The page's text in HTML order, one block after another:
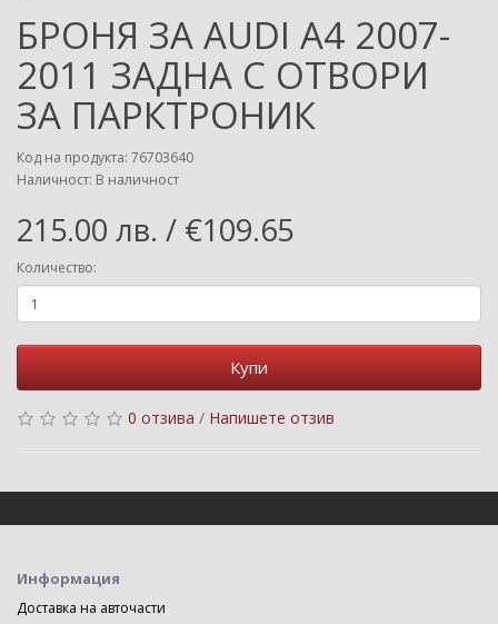
БРОНЯ ЗА AUDI A4 2007-
2011 ЗАДНА С ОТВОРИ
ЗА ПАРКТРОНИК
Код на продукта: 76703640
Наличност: В наличност
215.00 лв. / €109.65
Количество:
Купи
0 отзива / Напишете отзив
Информация
Доставка на авточасти